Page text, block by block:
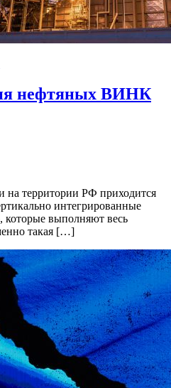
нефтяных ВИНК
на территории РФ приходится
интегрированные
выполняют весь
такая […]